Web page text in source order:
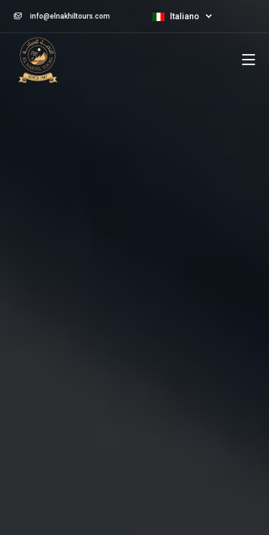
info@elnakhiltours.com Italiano